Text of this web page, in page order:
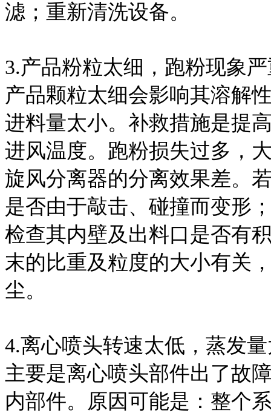
滤；重新清洗设备。
3.产品粉粒太细，跑粉现象
产品颗粒太细会影响其溶解
进料量太小。补救措施是提
进风温度。跑粉损失过多，
旋风分离器的分离效果差。
是否由于敲击、碰撞而变形
检查其内壁及出料口是否有
末的比重及粒度的大小有关
尘。
4.离心喷头转速太低，蒸发
主要是离心喷头部件出了故
内部件。原因可能是：整个